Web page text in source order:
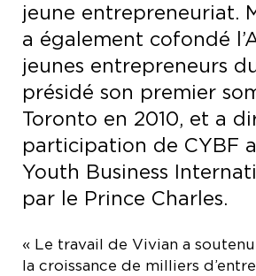
jeune entrepreneuriat.
a également cofondé
jeunes entrepreneurs
présidé son premier
Toronto en 2010, et a
participation de CYBF
Youth Business
par le Prince Charles.
« Le travail de Vivian a
la croissance de milliers